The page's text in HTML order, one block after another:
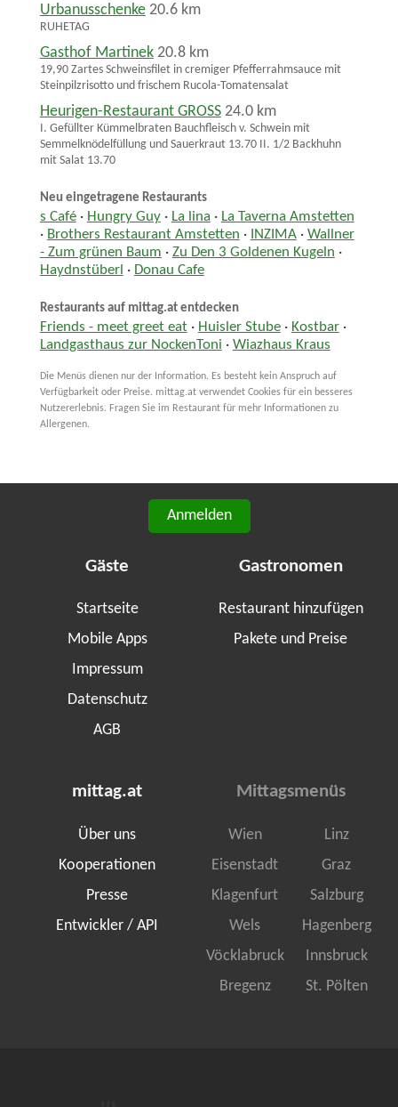
Urbanusschenke 20.6 km
RUHETAG
Gasthof Martinek 20.8 km
19,90 Zartes Schweinsfilet in cremiger Pfefferrahmsauce mit
Steinpilzrisotto und frischem Rucola-Tomatensalat
Heurigen-Restaurant GROSS 24.0 km
I. Gefüllter Kümmelbraten Bauchfleisch v. Schwein mit
Semmelknödelfüllung und Sauerkraut 13.70 II. 1/2 Backhuhn
mit Salat 13.70
Neu eingetragene Restaurants
s Café· Hungry Guy· La lina · La Taverna Amstetten
· Brothers Restaurant Amstetten · INZIMA· Wallner
- Zum grünen Baum · Zu Den 3 Goldenen Kugeln ·
Haydnstüberl · Donau Cafe
Restaurants auf mittag.at entdecken
Friends - meet greet eat· Huisler Stube· Kostbar·
Landgasthaus zur NockenToni · Wiazhaus Kraus
Die Menüs dienen nur der Information. Es besteht kein Anspruch auf
Verfügbarkeit oder Preise. mittag.at verwendet Cookies für ein besseres
Nutzererlebnis. Fragen Sie im Restaurant für mehr Informationen zu
Allergenen.
Anmelden
Gäste
Startseite
Mobile Apps
Impressum
Datenschutz
AGB
Gastronomen
Restaurant hinzufügen
Pakete und Preise
mittag.at
Über uns
Kooperationen
Presse
Entwickler / API
Mittagsmenüs
Wien
Linz
Eisenstadt
Graz
Klagenfurt
Salzburg
Wels
Hagenberg
Vöcklabruck
Innsbruck
Bregenz
St. Pölten